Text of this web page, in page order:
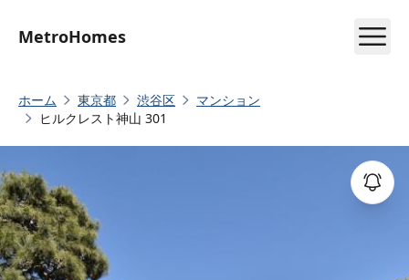
MetroHomes
ホーム 東京都 渋谷区
マンション
ヒルクレスト神山 301